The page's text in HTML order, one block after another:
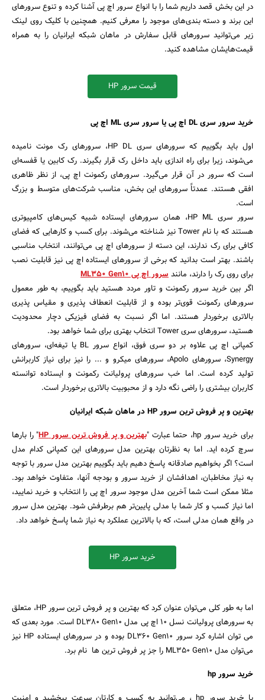
جستجو
در این بخش قصد داریم شما را با انواع سرور اچ پی آشنا کرده و تنوع سرورهای
این برند و دسته بندی‌های موجود را معرفی کنیم. همچنین با کلیک روی لینک
زیر می‌توانید سرورهای قابل سفارش در ماهان شبکه ایرانیان را به همراه
قیمت‌هایشان مشاهده کنید.
قیمت سرور HP
خرید سرور سری DL اچ پی یا سرور سری ML اچ پی
اول باید بگوییم که سرور‌های سری HP DL، سرورهای رک مونت نامیده
می‌شوند، زیرا برای راه اندازی باید داخل رک قرار بگیرند. رک کابین یا قفسه‌ای
است که سرور در آن قرار می‌گیرد. سرور‌های رکمونت اچ پی، از نظر ظاهری
افقی هستند. عمدتاً سرورهای این بخش، مناسب شرکت‌های متوسط و بزرگ
است.
سرور سری HP ML، همان سرور‌های ایستاده شبیه کیس‌های کامپیوتری
هستند که با نام Tower نیز شناخته می‌شوند. برای کسب و کار‌هایی که فضای
کافی برای رک ندارند، این دسته از سرور‌های اچ پی می‌توانند، انتخاب مناسبی
باشند. بهتر است بدانید که برخی از سرورهای ایستاده اچ پی نیز قابلیت نصب
برای روی رک را دارند، مانندسرور اچ پی ML350 Gen10
اگر بین خرید سرور رکمونت و تاور مردد هستید باید بگوییم، به طور معمول
سرور‎های رکمونت قوی‌تر بوده و از قابلیت انعطاف پذیری و مقیاس پذیری
بالاتری برخوردار هستند. اما اگر نسبت به فضای فیزیکی دچار محدودیت
هستید، سرورهای سری Tower انتخاب بهتری برای شما خواهد بود.
کمپانی اچ پی علاوه بر دو سری فوق، انواع سرور BL یا تیغه‌ای، سرورهای
Synergy، سرورهای Apolo، سرورهای میکرو و ... را نیز برای نیاز کاربرانش
تولید کرده است. اما خب سرورهای پرولیانت رکمونت و ایستاده توانسته
کاربران بیشتری را راضی نگه دارد و از محبوبیت بالاتری برخوردار است.
بهترین و پر فروش ترین سرور HP در ماهان شبکه ایرانیان
برای خرید سرور hp، حتما عبارت "
بهترین و پر فروش‌ ترین سرور HP
" را بارها
سرچ کرده اید. اما به نظرتان بهترین مدل سرورهای این کمپانی کدام مدل
است؟ اگر بخواهیم صادقانه پاسخ دهیم باید بگوییم بهترین مدل سرور با توجه
به نیاز مخاطبان، اهدافشان از خرید سرور و بودجه آنها، متفاوت خواهد بود.
مثلا‌ ممکن است شما آخرین مدل موجود سرور اچ پی را انتخاب و خرید نمایید،
اما نیاز کسب و کار شما با مدلی پایین‌تر هم برطرفش شود. بهترین مدل سرور
در واقع همان مدلی است، که با بالاترین عملکرد به نیاز شما پاسخ خواهد داد.
خرید سرور HP
اما به طور کلی می‌توان عنوان کرد که بهترین و پر فروش ترین سرور HP، متعلق
به سرورهای پرولیانت نسل 10 اچ پی مدل DL380 Gen10 است. مورد بعدی که
می توان اشاره کرد سرور DL360 Gen10 بوده و در سرورهای ایستاده HP نیز
می‌توان مدل ML350 Gen10 را جز پر فروش ترین ها نام برد.
خرید سرور hp